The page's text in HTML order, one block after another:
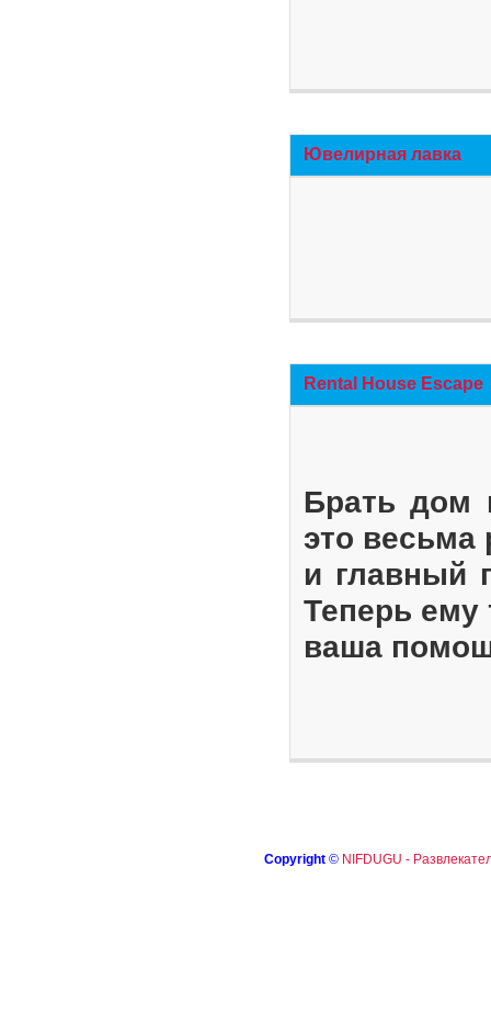
Ювелирная лавка
Rental House Escape
Брать дом
это весьма
и главный
Теперь ему
ваша
Copyright © NIFDUGU -